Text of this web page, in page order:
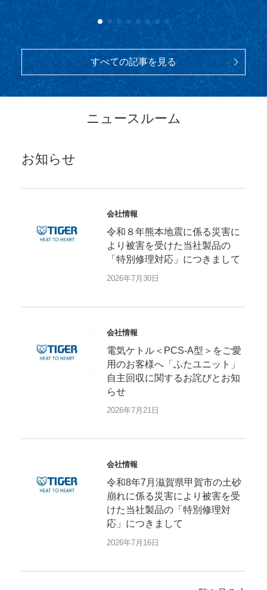
すべての記事を見る
ニュースルーム
お知らせ
会社情報
令和８年熊本地震に係る災害に
より被害を受けた当社製品の
「特別修理対応」につきまして
2026年7月30日
会社情報
電気ケトル＜PCS-A型＞をご愛
用のお客様へ「ふたユニット」
自主回収に関するお詫びとお知
らせ
2026年7月21日
会社情報
令和8年7月滋賀県甲賀市の土砂
崩れに係る災害により被害を受
けた当社製品の「特別修理対
応」につきまして
2026年7月16日